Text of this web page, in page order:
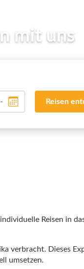
Reisen
Reisen in
verbracht. Dieses
umsetzen.